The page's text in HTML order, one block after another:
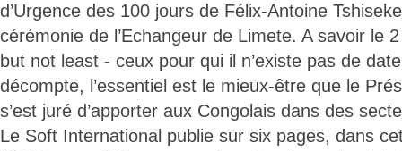
d’Urgence des 100 jours de Félix-Antoine
cérémonie de l’Echangeur de Limete. A savoir le
but not least - ceux pour qui il n’existe pas de
décompte, l’essentiel est le mieux-être que le
s’est juré d’apporter aux Congolais dans des
Le Soft International publie sur six pages, dans